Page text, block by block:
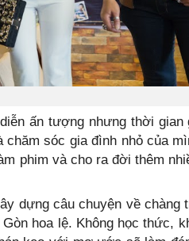
ấn tượng nhưng thời gian
sóc gia đình nhỏ của
phim và cho ra đời thêm
dựng câu chuyện về chàng
hoa lệ. Không học thức,